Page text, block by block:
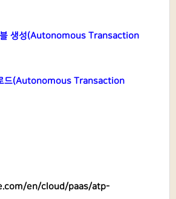
블 생성(Autonomous Transaction
드(Autonomous Transaction
en/cloud/paas/atp-